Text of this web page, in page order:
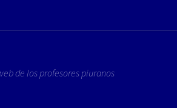
de los profesores piuranos